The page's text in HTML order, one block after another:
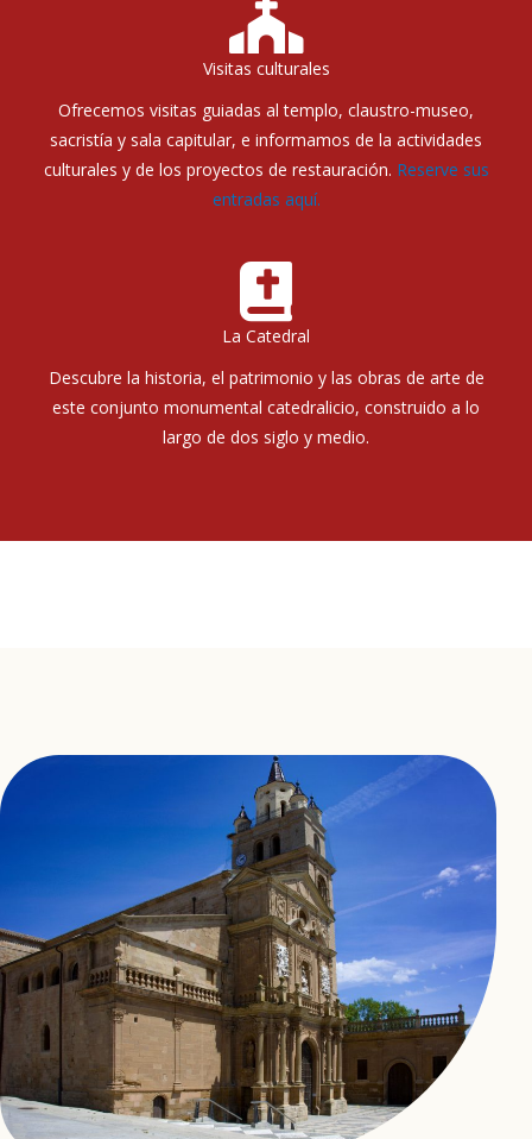
Visitas culturales
Ofrecemos visitas guiadas al templo, claustro-museo,
sacristía y sala capitular, e informamos de la actividades
culturales y de los proyectos de restauración. Reserve sus
entradas aquí.
La Catedral
Descubre la historia, el patrimonio y las obras de arte de
este conjunto monumental catedralicio, construido a lo
largo de dos siglo y medio.